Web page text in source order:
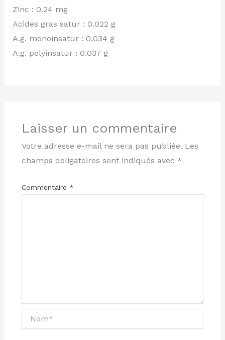
Zinc : 0.24 mg
Acides gras satur : 0.022 g
A.g. monoinsatur : 0.034 g
A.g. polyinsatur : 0.037 g
Laisser un commentaire
Votre adresse e-mail ne sera pas publiée. Les
champs obligatoires sont indiqués avec *
Commentaire *